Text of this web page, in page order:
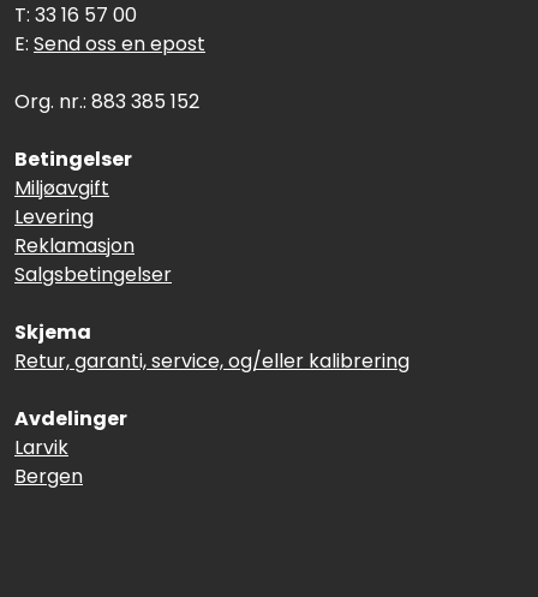
T: 33 16 57 00
E: Send oss en epost
Org. nr.: 883 385 152
Betingelser
Miljøavgift
Levering
Reklamasjon
Salgsbetingelser
Skjema
Retur, garanti, service, og/eller kalibrering
Avdelinger
Larvik
Bergen